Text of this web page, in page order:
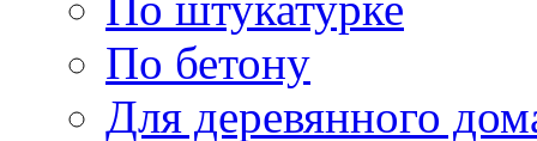
По бетону
Для деревянного